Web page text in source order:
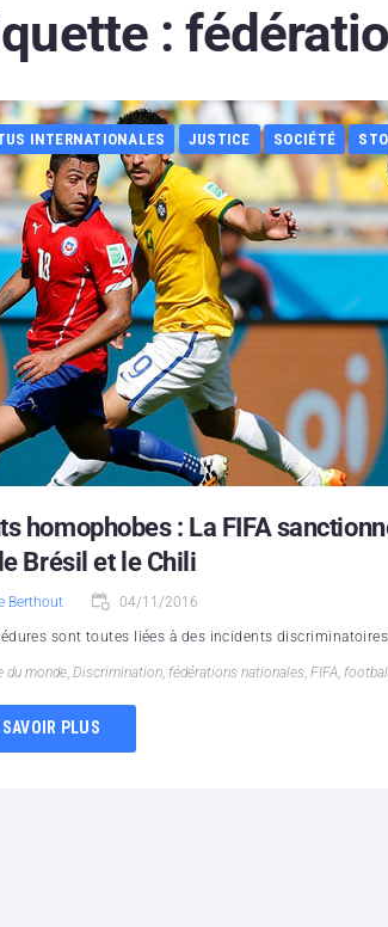
:
INTERNATIONALES JUSTICE SOCIÉTÉ
homophobes : La FIFA
Brésil et le Chili
Berthout 04/11/2016
sont toutes liées à des incidents
du monde, Discrimination, fédérations nationales, FIFA,
SAVOIR PLUS